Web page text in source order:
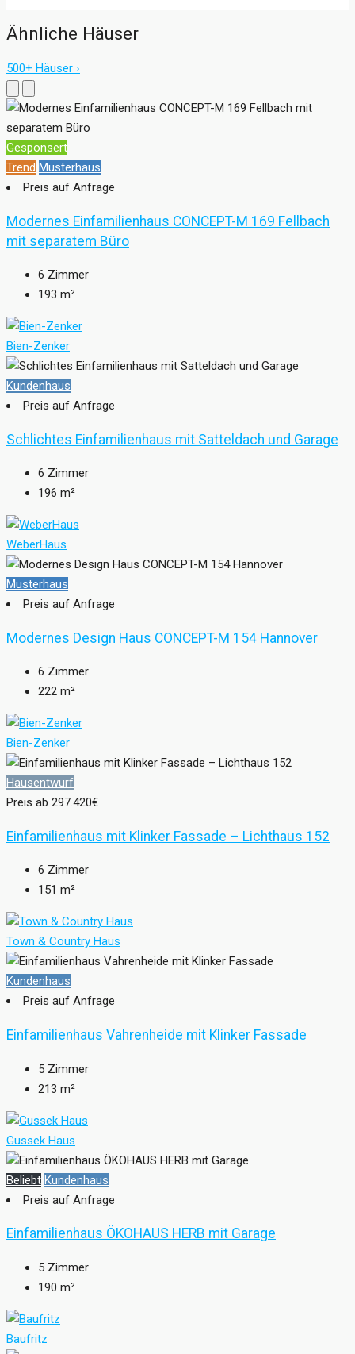
Ähnliche Häuser
500+ Häuser ›
Gesponsert
Trend Musterhaus
Preis auf Anfrage
Modernes Einfamilienhaus CONCEPT-M 169 Fellbach
mit separatem Büro
6 Zimmer
193 m²
Bien-Zenker
Kundenhaus
Preis auf Anfrage
Schlichtes Einfamilienhaus mit Satteldach und Garage
6 Zimmer
196 m²
WeberHaus
Musterhaus
Preis auf Anfrage
Modernes Design Haus CONCEPT-M 154 Hannover
6 Zimmer
222 m²
Bien-Zenker
Hausentwurf
Preis ab 297.420€
Einfamilienhaus mit Klinker Fassade – Lichthaus 152
6 Zimmer
151 m²
Town & Country Haus
Kundenhaus
Preis auf Anfrage
Einfamilienhaus Vahrenheide mit Klinker Fassade
5 Zimmer
213 m²
Gussek Haus
Beliebt Kundenhaus
Preis auf Anfrage
Einfamilienhaus ÖKOHAUS HERB mit Garage
5 Zimmer
190 m²
Baufritz